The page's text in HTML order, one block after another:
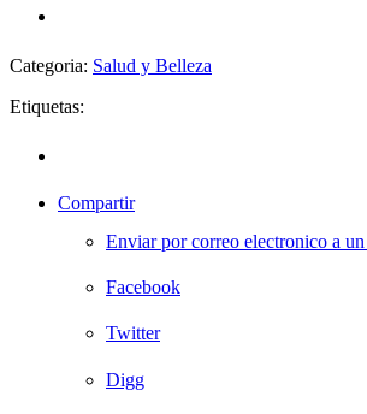
Categoria: Salud y Belleza
Etiquetas:
Compartir
Enviar por correo electronico a
Facebook
Twitter
Digg